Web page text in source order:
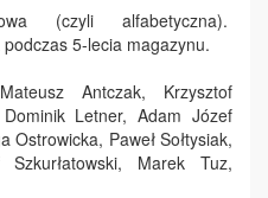
(czyli alfabetyczna).
5-lecia magazynu.
Antczak, Krzysztof
Letner, Adam Józef
Ostrowicka, Paweł Sołtysiak,
Marek Tuz,